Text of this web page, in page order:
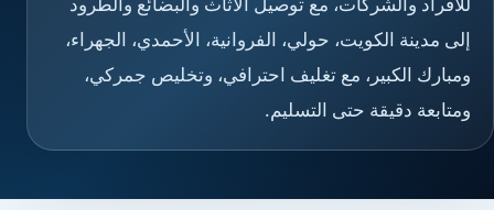
إلى مدينة الكويت، حولي، الفروانية، الأحمدي، الجهراء،
ومبارك الكبير، مع تغليف احترافي، وتخليص جمركي،
ومتابعة دقيقة حتى التسليم.